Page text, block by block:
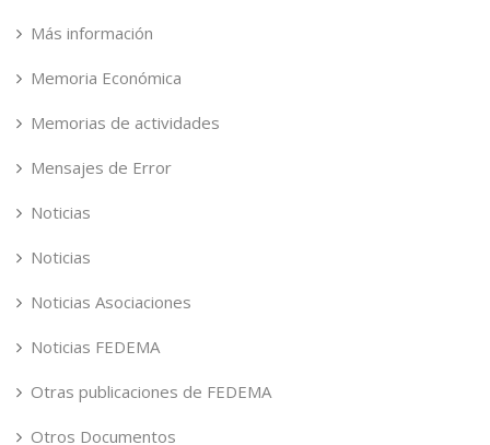
Más información
Memoria Económica
Memorias de actividades
Mensajes de Error
Noticias
Noticias
Noticias Asociaciones
Noticias FEDEMA
Otras publicaciones de FEDEMA
Otros Documentos